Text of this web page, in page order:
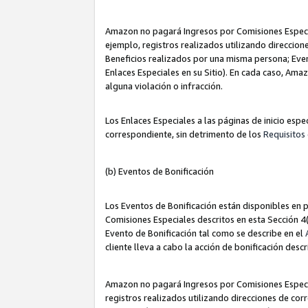
Amazon no pagará Ingresos por Comisiones
ejemplo, registros realizados utilizando
Beneficios realizados por una misma persona;
Enlaces Especiales en su Sitio). En cada caso,
alguna violación o infracción.
Los Enlaces Especiales a las páginas de inicio
correspondiente, sin detrimento de los
(b) Eventos de Bonificación
Los Eventos de Bonificación están disponibles en
Comisiones Especiales descritos en esta Sección
Evento de Bonificación tal como se describe en el
cliente lleva a cabo la acción de bonificación
Amazon no pagará Ingresos por Comisiones
registros realizados utilizando direcciones de